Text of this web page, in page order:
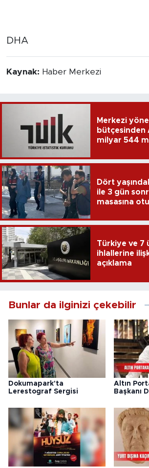
DHA
Kaynak: Haber Merkezi
Merkezi
bütçesinden
milyar 544
Dört
ile 3 gün
masasına
Türkiye ve 7
ihlallerine
açıklama
Bunlar da ilginizi çekebilir
Dokumapark'ta
Lerestograf Sergisi
Altın
Başkanı